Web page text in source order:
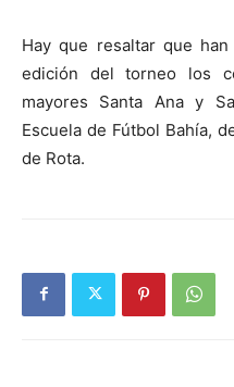
Hay que resaltar que
edición del torneo los
mayores Santa Ana y
Escuela de Fútbol Bahía,
de Rota.